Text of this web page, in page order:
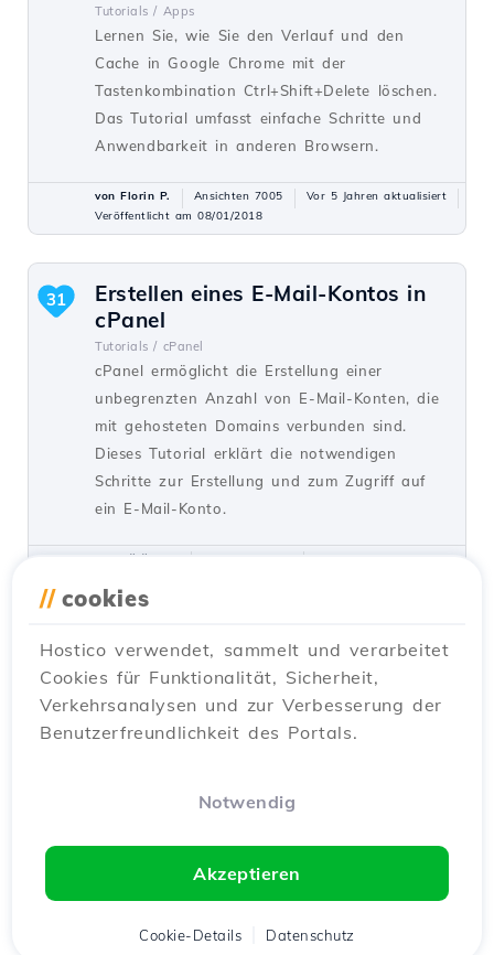
Tutorials / Apps
Lernen Sie, wie Sie den Verlauf und den
Cache in Google Chrome mit der
Tastenkombination Ctrl+Shift+Delete löschen.
Das Tutorial umfasst einfache Schritte und
Anwendbarkeit in anderen Browsern.
von Florin P. Ansichten 7005
Vor 5 Jahren aktualisiert
Veröffentlicht am 08/01/2018
Erstellen eines E-Mail-Kontos in
cPanel
Tutorials / cPanel
cPanel ermöglicht die Erstellung einer
unbegrenzten Anzahl von E-Mail-Konten, die
mit gehosteten Domains verbunden sind.
Dieses Tutorial erklärt die notwendigen
Schritte zur Erstellung und zum Zugriff auf
ein E-Mail-Konto.
31
von Cătălin A.
Ansichten 5932
SSH-Einstellungen in Webuzo
Tutorials / Webuzo
In diesem Tutorial lernen Sie, wie Sie den
SSH-Zugriff auf den Webuzo-Server
20
Ansichten 1530
Vor einem Jahr aktualisiert
// cookies
Hostico verwendet, sammelt und verarbeitet
Cookies für Funktionalität, Sicherheit,
Verkehrsanalysen und zur Verbesserung der
Benutzerfreundlichkeit des Portals.
Notwendig
Akzeptieren
Cookie-Details Datenschutz